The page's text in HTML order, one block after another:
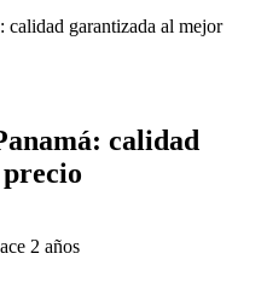
calidad garantizada al mejor
calidad
2 años